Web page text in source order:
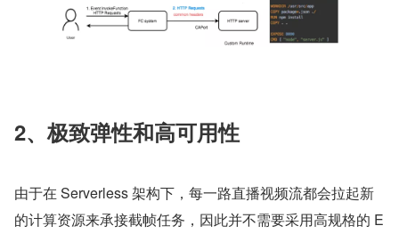
2、极致弹性和高可用性
由于在 Serverless 架构下，每一路直播视频流都会拉起新
的计算资源来承接截帧任务，因此并不需要采用高规格的 E